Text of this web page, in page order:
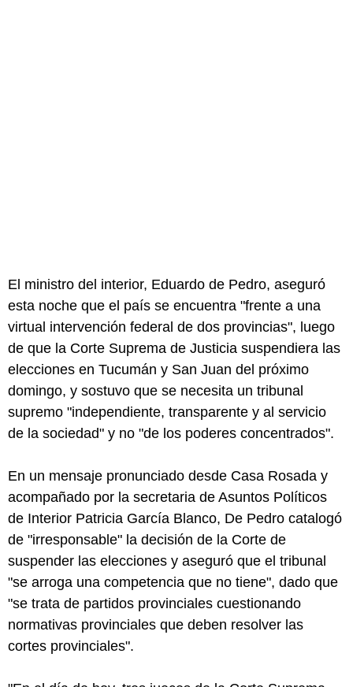
El ministro del interior, Eduardo de Pedro, aseguró
esta noche que el país se encuentra "frente a una
virtual intervención federal de dos provincias", luego
de que la Corte Suprema de Justicia suspendiera las
elecciones en Tucumán y San Juan del próximo
domingo, y sostuvo que se necesita un tribunal
supremo "independiente, transparente y al servicio
de la sociedad" y no "de los poderes concentrados".
En un mensaje pronunciado desde Casa Rosada y
acompañado por la secretaria de Asuntos Políticos
de Interior Patricia García Blanco, De Pedro catalogó
de "irresponsable" la decisión de la Corte de
suspender las elecciones y aseguró que el tribunal
"se arroga una competencia que no tiene", dado que
"se trata de partidos provinciales cuestionando
normativas provinciales que deben resolver las
cortes provinciales".